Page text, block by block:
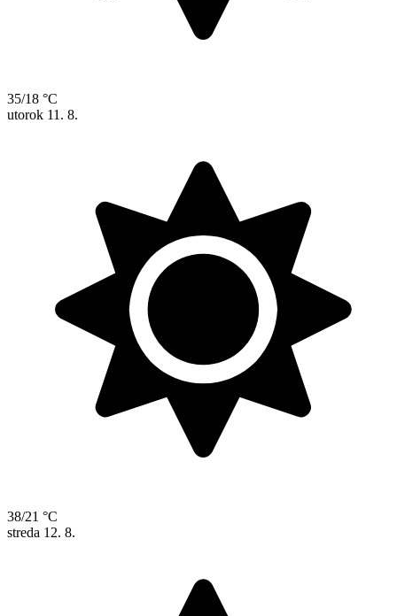
35/18 °C
utorok 11. 8.
38/21 °C
streda 12. 8.